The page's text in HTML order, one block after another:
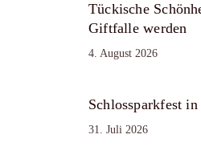
Tückische
Giftfalle werden
4. August 2026
Schlossparkfest
31. Juli 2026